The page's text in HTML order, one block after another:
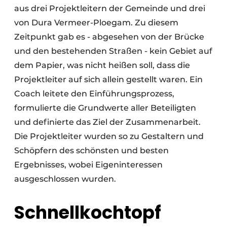
aus drei Projektleitern der Gemeinde und drei
von Dura Vermeer-Ploegam. Zu diesem
Zeitpunkt gab es - abgesehen von der Brücke
und den bestehenden Straßen - kein Gebiet auf
dem Papier, was nicht heißen soll, dass die
Projektleiter auf sich allein gestellt waren. Ein
Coach leitete den Einführungsprozess,
formulierte die Grundwerte aller Beteiligten
und definierte das Ziel der Zusammenarbeit.
Die Projektleiter wurden so zu Gestaltern und
Schöpfern des schönsten und besten
Ergebnisses, wobei Eigeninteressen
ausgeschlossen wurden.
Schnellkochtopf